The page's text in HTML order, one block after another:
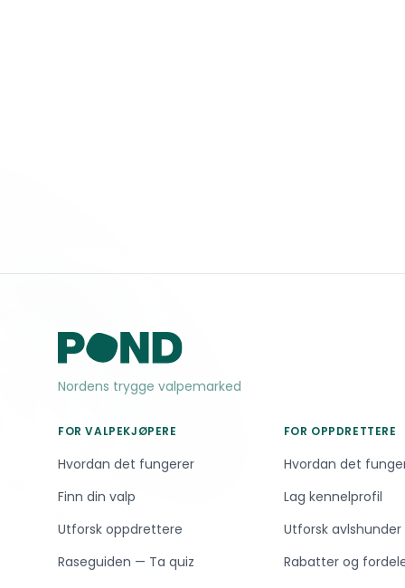
Nordens trygge valpemarked
FOR VALPEKJØPERE
Hvordan det fungerer
Finn din valp
Utforsk oppdrettere
Raseguiden — Ta quiz
FOR OPPDRETTERE
Hvordan det
Lag kennelprofil
Utforsk avlshunder
Rabatter og